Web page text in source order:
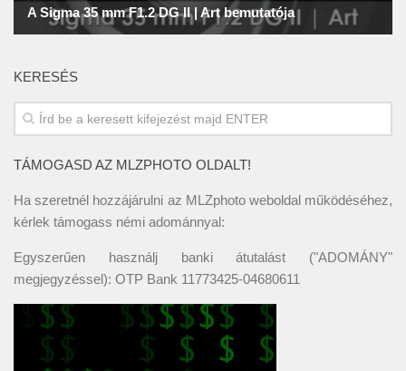
KERESÉS
TÁMOGASD AZ MLZPHOTO OLDALT!
Ha szeretnél hozzájárulni az MLZphoto weboldal működéséhez,
kérlek támogass némi adománnyal:
Egyszerűen használj banki átutalást ("ADOMÁNY"
megjegyzéssel): OTP Bank 11773425-04680611